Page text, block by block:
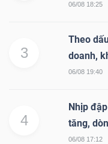
06/08 18:25
3
Theo
doanh,
06/08 19:40
4
Nhịp
tăng,
06/08 17:12